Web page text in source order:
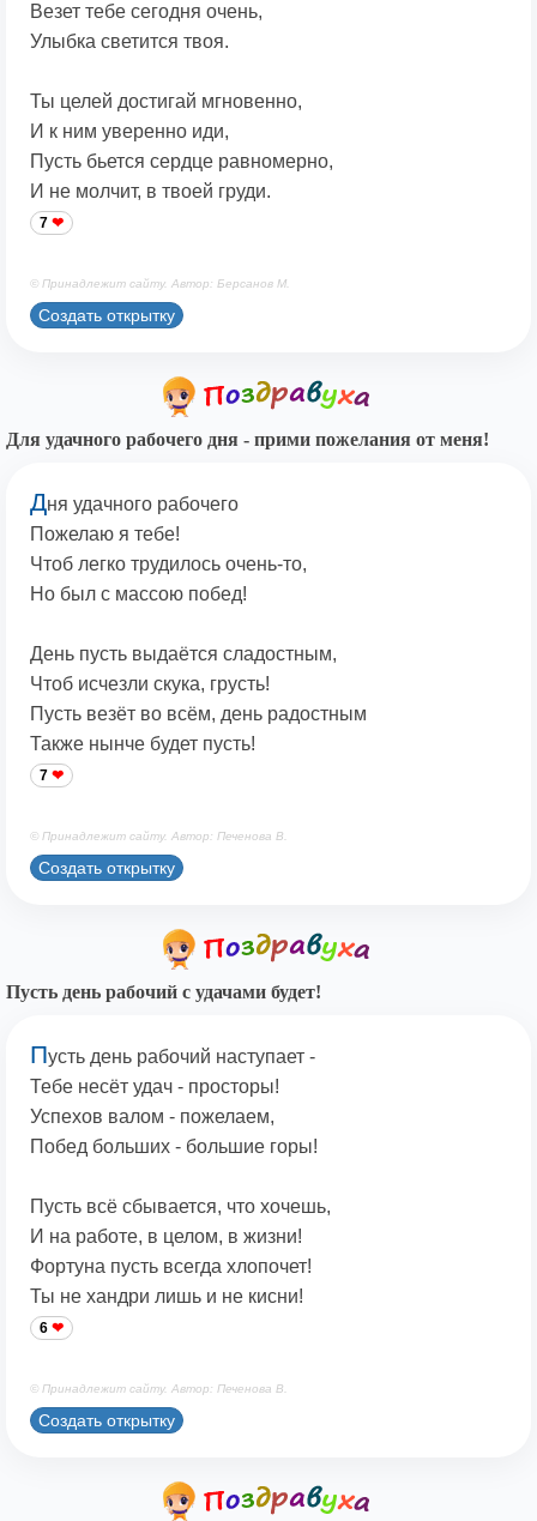
Везет тебе сегодня очень,
Улыбка светится твоя.
Ты целей достигай мгновенно,
И к ним уверенно иди,
Пусть бьется сердце равномерно,
И не молчит, в твоей груди.
7
© Принадлежит сайту. Автор: Берсанов М.
Создать открытку
Для удачного рабочего дня - прими пожелания от меня!
Дня удачного рабочего
Пожелаю я тебе!
Чтоб легко трудилось очень-то,
Но был с массою побед!
День пусть выдаётся сладостным,
Чтоб исчезли скука, грусть!
Пусть везёт во всём, день радостным
Также нынче будет пусть!
7
© Принадлежит сайту. Автор: Печенова В.
Создать открытку
Пусть день рабочий с удачами будет!
Пусть день рабочий наступает -
Тебе несёт удач - просторы!
Успехов валом - пожелаем,
Побед больших - большие горы!
Пусть всё сбывается, что хочешь,
И на работе, в целом, в жизни!
Фортуна пусть всегда хлопочет!
Ты не хандри лишь и не кисни!
6
© Принадлежит сайту. Автор: Печенова В.
Создать открытку